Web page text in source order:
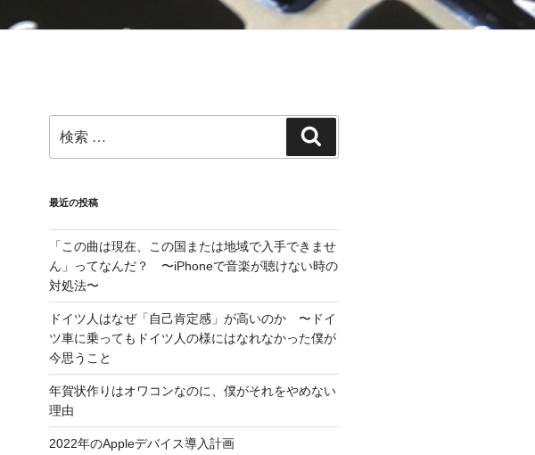
最近の投稿
「この曲は現在、この国または地域で入手できませ
ん」ってなんだ？ 〜iPhoneで音楽が聴けない時の
対処法〜
ドイツ人はなぜ「自己肯定感」が高いのか 〜ドイ
ツ車に乗ってもドイツ人の様にはなれなかった僕が
今思うこと
年賀状作りはオワコンなのに、僕がそれをやめない
理由
2022年のAppleデバイス導入計画